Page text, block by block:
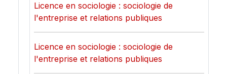
Licence en sociologie : sociologie de
l'entreprise et relations publiques
Licence en sociologie : sociologie de
l'entreprise et relations publiques